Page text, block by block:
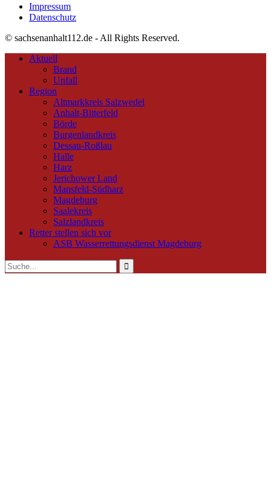
Impressum
Datenschutz
© sachsenanhalt112.de - All Rights Reserved.
Aktuell
Brand
Unfall
Region
Altmarkkreis Salzwedel
Anhalt-Bitterfeld
Börde
Burgenlandkreis
Dessau-Roßlau
Halle
Harz
Jerichower Land
Mansfeld-Südharz
Magdeburg
Saalekreis
Salzlandkreis
Retter stellen sich vor
ASB Wasserrettungsdienst Magdeburg